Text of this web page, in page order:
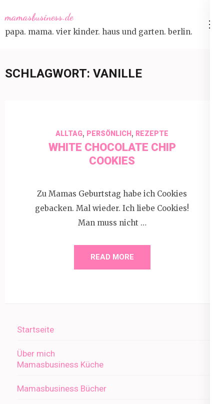
to
content
mamasbusiness.de
papa. mama. vier kinder. haus und garten. berlin.
SCHLAGWORT: VANILLE
ALLTAG, PERSÖNLICH , REZEPTE
WHITE CHOCOLATE CHIP
COOKIES
Zu Mamas Geburtstag habe ich Cookies
gebacken. Mal wieder. Ich liebe Cookies!
Man muss nicht …
READ MORE
Startseite
Über mich
Mamasbusiness Küche
Mamasbusiness Bücher